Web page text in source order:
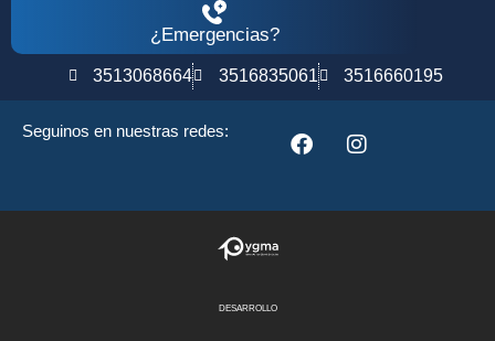
¿Emergencias?
3513068664 3516835061 3516660195
Seguinos en nuestras redes:
DESARROLLO